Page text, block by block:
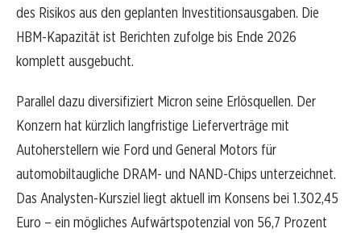
des Risikos aus den geplanten Investitionsausgaben. Die
HBM-Kapazität ist Berichten zufolge bis Ende 2026
komplett ausgebucht.
Parallel dazu diversifiziert Micron seine Erlösquellen. Der
Konzern hat kürzlich langfristige Lieferverträge mit
Autoherstellern wie Ford und General Motors für
automobiltaugliche DRAM- und NAND-Chips unterzeichnet.
Das Analysten-Kursziel liegt aktuell im Konsens bei 1.302,45
Euro – ein mögliches Aufwärtspotenzial von 56,7 Prozent